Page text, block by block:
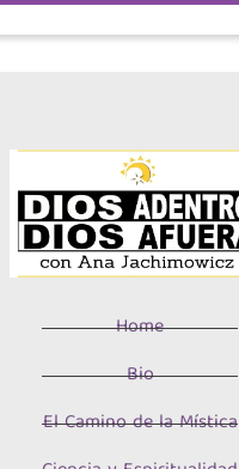
Home
Bio
El Camino de la Mística